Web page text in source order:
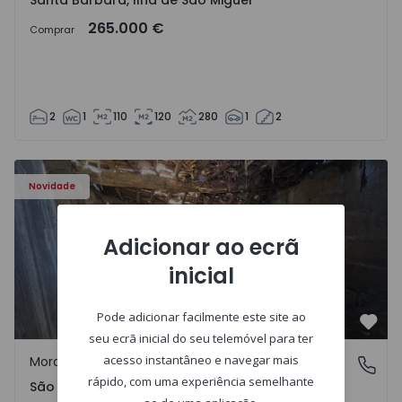
Comprar 265.000 €
2 1 110 120 280 1 2
Novidade
Moradia Vila Real, São Tomé do Castelo e Justes -
São Tomé do Castelo e Justes, Vila Real
Moradia Rústica
São Tomé do Castelo e Justes, Vila Real
Adicionar ao ecrã
inicial
Pode adicionar facilmente este site ao
seu ecrã inicial do seu telemóvel para ter
acesso instantâneo e navegar mais
rápido, com uma experiência semelhante